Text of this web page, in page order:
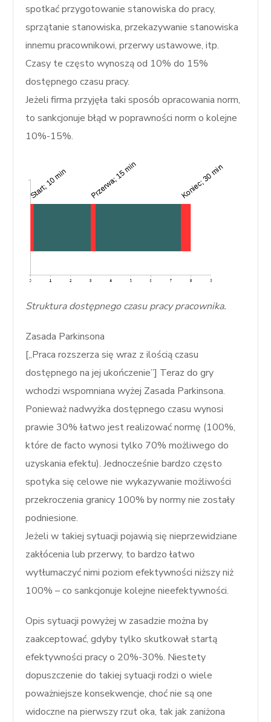
spotkać przygotowanie stanowiska do pracy,
sprzątanie stanowiska, przekazywanie stanowiska
innemu pracownikowi, przerwy ustawowe, itp.
Czasy te często wynoszą od 10% do 15%
dostępnego czasu pracy.
Jeżeli firma przyjęła taki sposób opracowania norm,
to sankcjonuje błąd w poprawności norm o kolejne
10%-15%.
Struktura dostępnego czasu pracy pracownika.
Zasada Parkinsona
[„Praca rozszerza się wraz z ilością czasu
dostępnego na jej ukończenie”] Teraz do gry
wchodzi wspomniana wyżej Zasada Parkinsona.
Ponieważ nadwyżka dostępnego czasu wynosi
prawie 30% łatwo jest realizować normę (100%,
które de facto wynosi tylko 70% możliwego do
uzyskania efektu). Jednocześnie bardzo często
spotyka się celowe nie wykazywanie możliwości
przekroczenia granicy 100% by normy nie zostały
podniesione.
Jeżeli w takiej sytuacji pojawią się nieprzewidziane
zakłócenia lub przerwy, to bardzo łatwo
wytłumaczyć nimi poziom efektywności niższy niż
100% – co sankcjonuje kolejne nieefektywności.
Opis sytuacji powyżej w zasadzie można by
zaakceptować, gdyby tylko skutkował startą
efektywności pracy o 20%-30%. Niestety
dopuszczenie do takiej sytuacji rodzi o wiele
poważniejsze konsekwencje, choć nie są one
widoczne na pierwszy rzut oka, tak jak zaniżona